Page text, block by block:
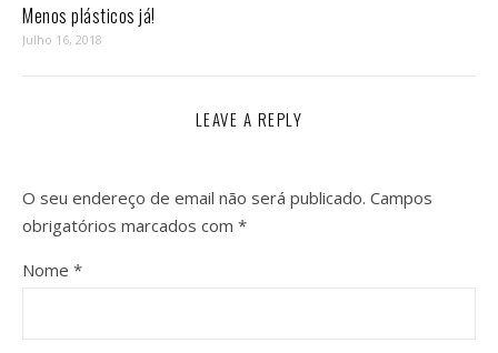
Menos plásticos já!
Julho 16, 2018
LEAVE A REPLY
O seu endereço de email não será publicado. Campos
obrigatórios marcados com *
Nome *